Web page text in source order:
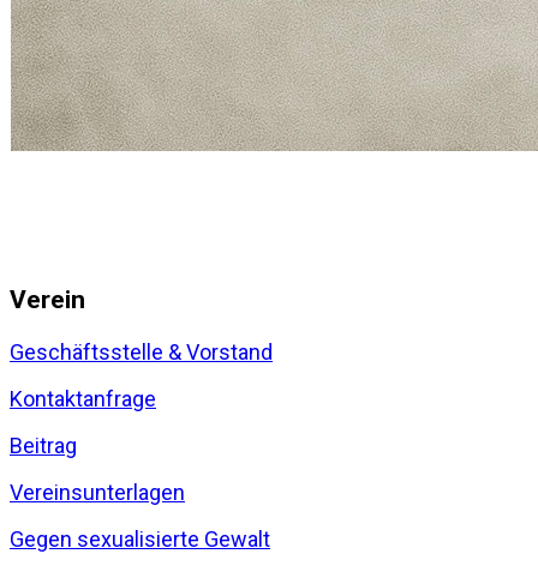
Verein
Geschäftsstelle & Vorstand
Kontaktanfrage
Beitrag
Vereinsunterlagen
Gegen sexualisierte Gewalt